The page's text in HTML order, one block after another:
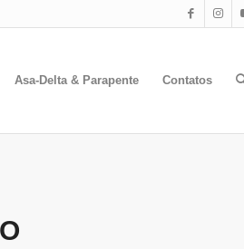
Asa-Delta & Parapente Contatos